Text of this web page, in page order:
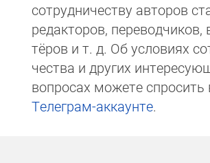
сотруд­ни­чест­ву авторов
редакто­ров,
тёров и т. д. Об ус­ло­виях
чест­ва и других
вопросах мо­же­те спросить
Те­ле­грам-ак­каунте.